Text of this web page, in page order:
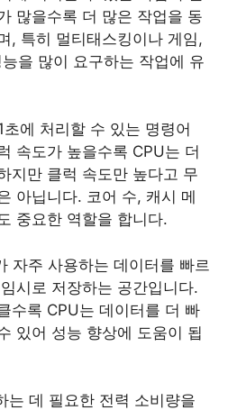
많을수록 더 많은 작업을 동
, 특히 멀티태스킹이나 게임,
을 많이 요구하는 작업에 유
초에 처리할 수 있는 명령어
속도가 높을수록 CPU는 더
지만 클럭 속도만 높다고 무
아닙니다. 코어 수, 캐시 메
중요한 역할을 합니다.
자주 사용하는 데이터를 빠르
시로 저장하는 공간입니다.
수록 CPU는 데이터를 더 빠
있어 성능 향상에 도움이 됩
는 데 필요한 전력 소비량을